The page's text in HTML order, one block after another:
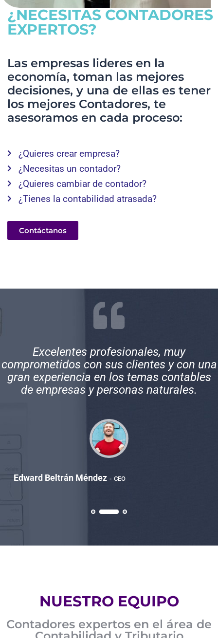
¿NECESITAS CONTADORES
EXPERTOS?
Las empresas lideres en la
economía, toman las mejores
decisiones, y una de ellas es tener
los mejores Contadores, te
asesoramos en cada proceso:
¿Quieres crear empresa?
¿Necesitas un contador?
¿Quieres cambiar de contador?
¿Tienes la contabilidad atrasada?
Contáctanos
Excelentes profesionales, muy
comprometidos con sus clientes y con una
gran experiencia en los temas contables
de empresas y personas naturales.
Edward Beltrán Méndez CEO
NUESTRO EQUIPO
Contadores expertos en el área de